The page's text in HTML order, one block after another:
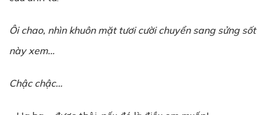
Ôi chao, nhìn khuôn mặt tươi cười chuyển sang sửng sốt
này xem…
Chậc chậc…